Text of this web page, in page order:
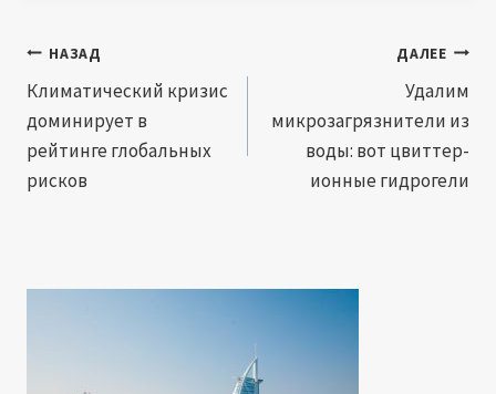
Навигация
по
записям
НАЗАД
Климатический кризис
доминирует в
рейтинге глобальных
рисков
ДАЛЕЕ
Удалим
микрозагрязнители из
воды: вот цвиттер-
ионные гидрогели